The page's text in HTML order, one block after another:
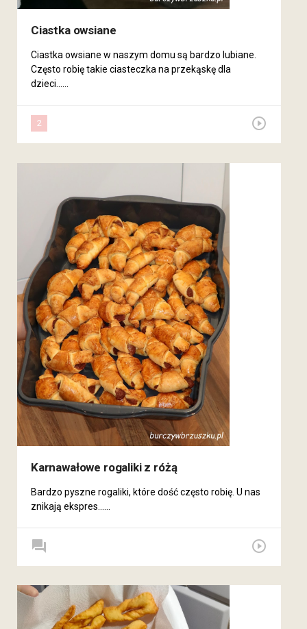
Ciastka owsiane
Ciastka owsiane w naszym domu są bardzo lubiane.
Często robię takie ciasteczka na przekąskę dla
dzieci......
2
forum play_circle_outline
Karnawałowe rogaliki z różą
Bardzo pyszne rogaliki, które dość często robię. U nas
znikają ekspres......
forum play_circle_outline